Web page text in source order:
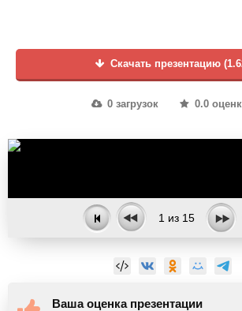
Скачать презентацию
0 загрузок 0.0
1 из 15
Ваша оценка презентации